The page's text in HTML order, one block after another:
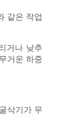
같은 작업
거나 낮추
거운 하중
삭기가 무